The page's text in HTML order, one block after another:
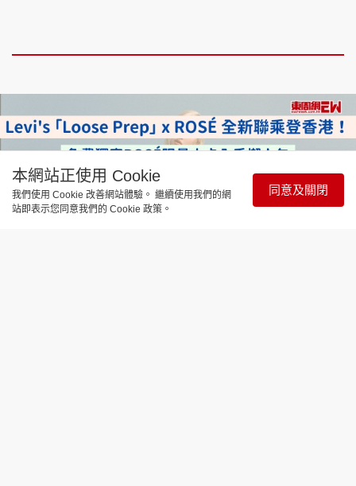
本網站正使用 Cookie
我們使用 Cookie 改善網站體驗。 繼續使用我們的網
站即表示您同意我們的 Cookie 政策。
同意及關閉